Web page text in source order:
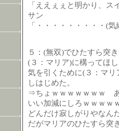
「ええぇぇと明かり、
サン
「・・・・・・・・・(気
５：(無双)でひたすら突
(３：マリア)に構ってほ
気を引くために(３：マ
しはじめた。
⇒ちょｗｗｗｗｗｗｗ
いい加減にしろｗｗｗｗ
どんだけ寂しがりやなん
だがマリアのひたすら突